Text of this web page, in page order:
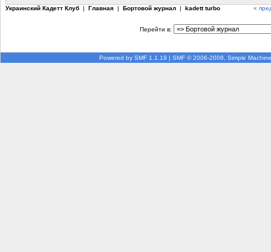
Украинский Кадетт Клуб | Главная | Бортовой журнал | kadett turbo «
Перейти в:
Powered by SMF 1.1.19 | SMF © 2006-2008, Simple